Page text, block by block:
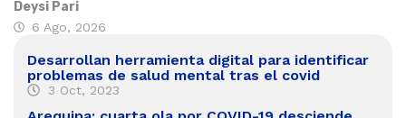
Deysi Pari
6 Ago, 2026
Desarrollan herramienta digital para identificar
problemas de salud mental tras el covid
3 Oct, 2023